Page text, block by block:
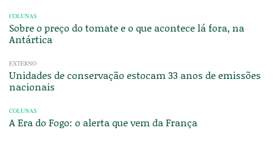
COLUNAS
Sobre o preço do tomate e o que acontece lá fora, na
Antártica
EXTERNO
Unidades de conservação estocam 33 anos de emissões
nacionais
COLUNAS
A Era do Fogo: o alerta que vem da França